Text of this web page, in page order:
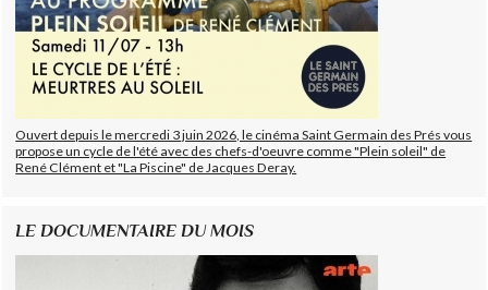
Ouvert depuis le mercredi 3 juin 2026, le cinéma Saint Germain des Prés vous
propose un cycle de l'été avec des chefs-d'oeuvre comme "Plein soleil" de
René Clément et "La Piscine" de Jacques Deray.
LE DOCUMENTAIRE DU MOIS